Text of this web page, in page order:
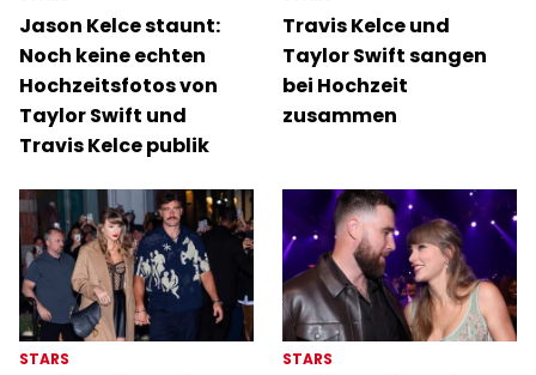
Jason Kelce staunt:
Noch keine echten
Hochzeitsfotos von
Taylor Swift und
Travis Kelce publik
Travis Kelce und
Taylor Swift sangen
bei Hochzeit
zusammen
STARS STARS